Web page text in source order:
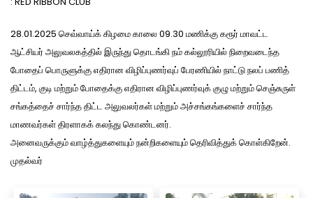
28.01.2025 செவ்வாய்க் கிழமை காலை 09.30 மணிக்கு கரூர் மாவட்ட
ஆட்சியர் அலுவலகத்தில் இருந்து தொடங்கி நம் கல்லூரியில் நிறைவடைந்த
போதைப் பொருளுக்கு எதிரான விழிப்புணர்வுப் பேரணியில் நாட்டு நலப் பணித்
திட்டம், குடி மற்றும் போதைக்கு எதிரான விழிப்புணர்வுக் குழு மற்றும் செஞ்சுருள்
சங்கத்தைச் சார்ந்த திட்ட அலுவலர்கள் மற்றும் அச்சங்கங்களைச் சார்ந்த
மாணவர்கள் திரளாகக் கலந்து கொண்டனர்.
அனைவருக்கும் வாழ்த்துகளையும் நன்றிகளையும் தெரிவித்துக் கொள்கிறேன்.
முதல்வர்